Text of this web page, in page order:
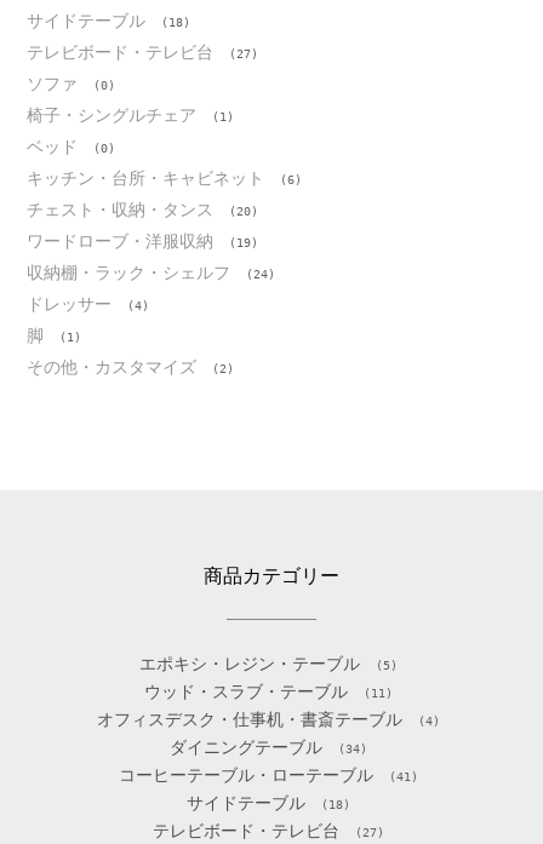
サイドテーブル (18)
テレビボード・テレビ台 (27)
ソファ (0)
椅子・シングルチェア (1)
ベッド (0)
キッチン・台所・キャビネット (6)
チェスト・収納・タンス (20)
ワードローブ・洋服収納 (19)
収納棚・ラック・シェルフ (24)
ドレッサー (4)
脚 (1)
その他・カスタマイズ (2)
商品カテゴリー
エポキシ・レジン・テーブル (5)
ウッド・スラブ・テーブル (11)
オフィスデスク・仕事机・書斎テーブル (4)
ダイニングテーブル (34)
コーヒーテーブル・ローテーブル (41)
サイドテーブル (18)
テレビボード・テレビ台 (27)